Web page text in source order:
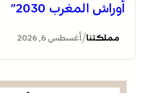
أوراش المغرب 2030”
مملكتنا/ أغسطس 6, 2026
العرائش .. تخليد الذكرى الـ 448 لمعركة وادي المخازن